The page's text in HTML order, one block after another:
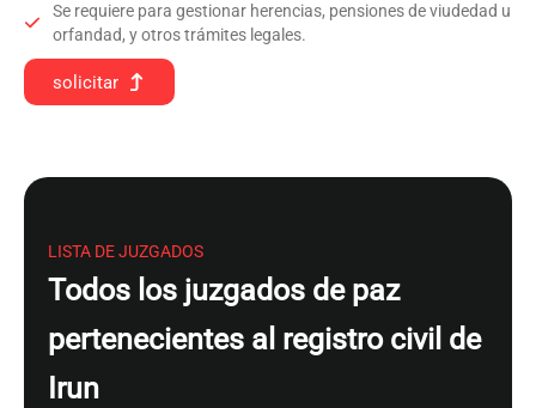
Se requiere para gestionar herencias, pensiones de viudedad u
orfandad, y otros trámites legales.
solicitar
LISTA DE JUZGADOS
Todos los juzgados de paz
pertenecientes al registro civil de
Irun